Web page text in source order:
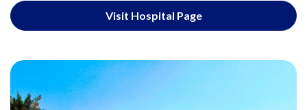
Visit Hospital Page